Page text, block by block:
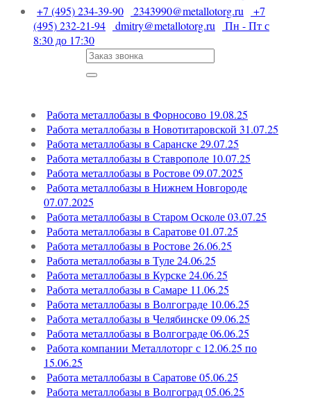
+7 (495) 234-39-90
2343990@metallotorg.ru
+7
(495) 232-21-94
dmitry@metallotorg.ru
Пн - Пт с
8:30 до 17:30
Работа металлобазы в Форносово 19.08.25
Работа металлобазы в Новотитаровской 31.07.25
Работа металлобазы в Саранске 29.07.25
Работа металлобазы в Ставрополе 10.07.25
Работа металлобазы в Ростове 09.07.2025
Работа металлобазы в Нижнем Новгороде
07.07.2025
Работа металлобазы в Старом Осколе 03.07.25
Работа металлобазы в Саратове 01.07.25
Работа металлобазы в Ростове 26.06.25
Работа металлобазы в Туле 24.06.25
Работа металлобазы в Курске 24.06.25
Работа металлобазы в Самаре 11.06.25
Работа металлобазы в Волгограде 10.06.25
Работа металлобазы в Челябинске 09.06.25
Работа металлобазы в Волгограде 06.06.25
Работа компании Металлоторг с 12.06.25 по
15.06.25
Работа металлобазы в Саратове 05.06.25
Работа металлобазы в Волгоград 05.06.25